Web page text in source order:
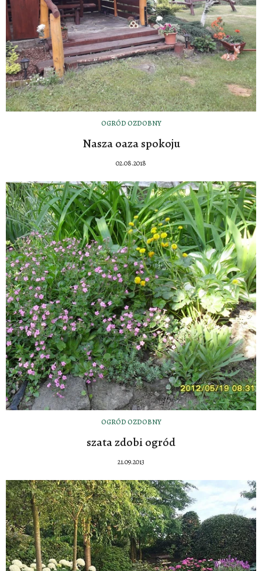
OGRÓD OZDOBNY
Nasza oaza spokoju
02.08.2018
OGRÓD OZDOBNY
szata zdobi ogród
21.09.2013